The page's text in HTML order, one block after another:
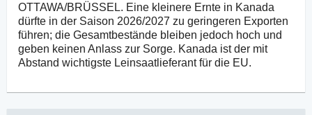
OTTAWA/BRÜSSEL. Eine kleinere Ernte in Kanada
dürfte in der Saison 2026/2027 zu geringeren Exporten
führen; die Gesamtbestände bleiben jedoch hoch und
geben keinen Anlass zur Sorge. Kanada ist der mit
Abstand wichtigste Leinsaatlieferant für die EU.